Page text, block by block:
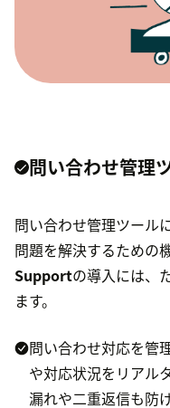
問い合わせ管理
問い合わせ管理ツール
問題を解決するための
Supportの導入には、
ます。
問い合わせ対応を管
や対応状況をリアル
漏れや二重返信も防